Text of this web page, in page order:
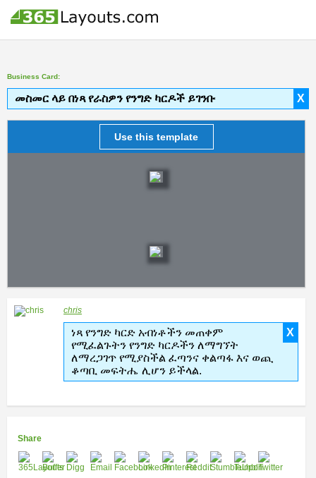
Business Card:
X
መስመር ላይ በነጻ የራስዎን የንግድ ካርዶች ይገንቡ
Use this template
chris
X
ነጻ የንግድ ካርድ አብነቶችን መጠቀም
የሚፈልጉትን የንግድ ካርዶችን ለማግኘት
ለማረጋገጥ የሚያስችል ፈጣንና ቀልጣፋ እና ወጪ
ቆጣቢ መፍትሔ ሊሆን ይችላል.
Share